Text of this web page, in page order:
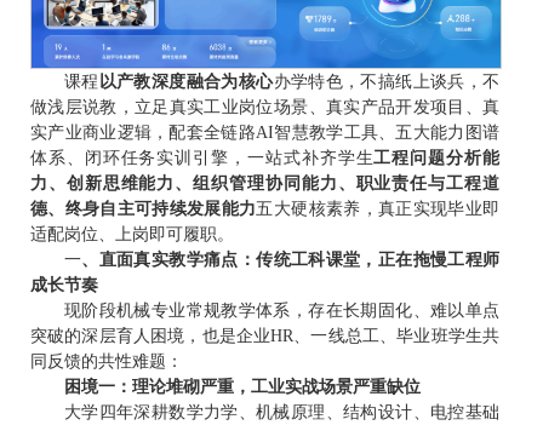
课程 以产教深度融合为核心办学特色，不搞纸上谈兵，不
做浅层说教，立足真实工业岗位场景、真实产品开发项目、真
实产业商业逻辑，配套全链路AI智慧教学工具、五大能力图谱
体系、闭环任务实训引擎，一站式补齐学生工程问题分析能
力、创新思维能力、组织管理协同能力、职业责任与工程道
德、终身自主可持续发展能力五大硬核素养，真正实现毕业即
适配岗位、上岗即可履职。
一、 直面真实教学痛点：传统工科课堂，正在拖慢工程师
成长节奏
现阶段机械专业常规教学体系，存在长期固化、难以单点
突破的深层育人困境，也是企业HR、一线总工、毕业班学生共
同反馈的共性难题：
困境一：理论堆砌严重，工业实战场景严重缺位
大学四年深耕数学力学、机械原理、结构设计、电控基础